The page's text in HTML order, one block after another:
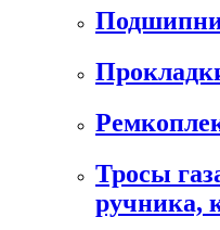
Тросы
ручника,